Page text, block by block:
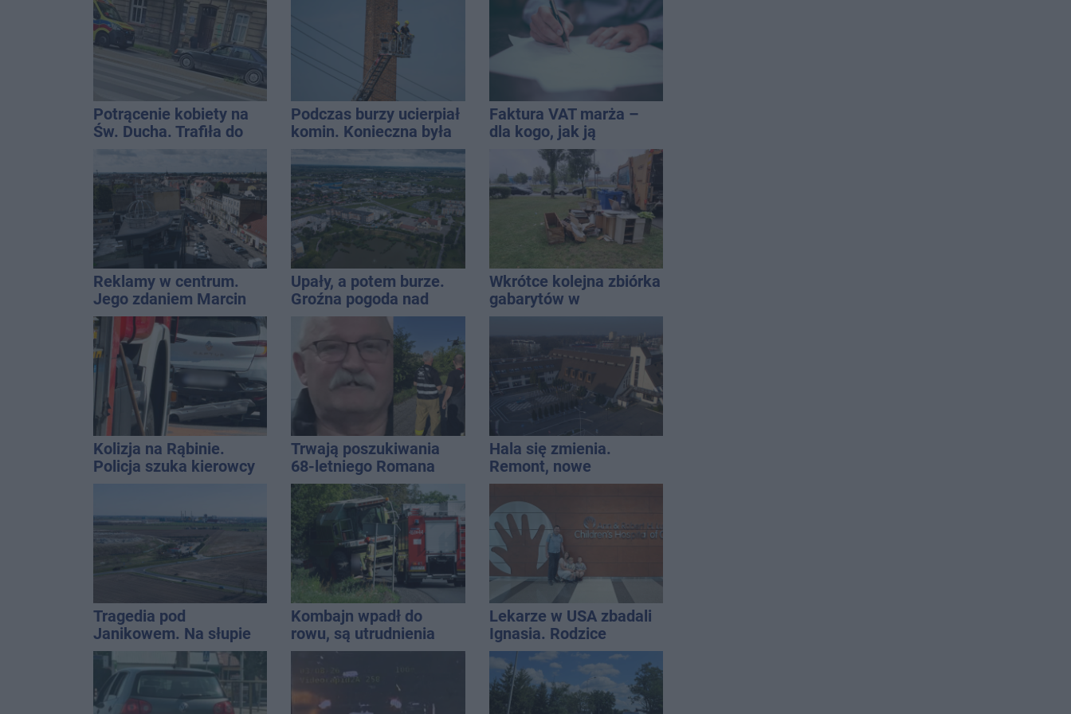
Potrącenie kobiety na
Św. Ducha. Trafiła do
Podczas burzy ucierpiał
komin. Konieczna była
interwencja strażaków
Faktura VAT marża –
dla kogo, jak ją
wystawić i jak rozliczyć
Reklamy w centrum.
Jego zdaniem Marcin
Wroński jest w błędzie
[akt.]
Upały, a potem burze.
Groźna pogoda nad
naszym regionem
Wkrótce kolejna zbiórka
gabarytów w
Inowrocławiu
Kolizja na Rąbinie.
Policja szuka kierowcy
Trwają poszukiwania
68-letniego Romana
Kucały
Hala się zmienia.
Remont, nowe
nagłośnienie, a przed
wejściem stanie
QEMETICA ARENA
Tragedia pod
Janikowem. Na słupie
energetycznym
znaleziono ciało
mężczyzny
Kombajn wpadł do
rowu, są utrudnienia
Lekarze w USA zbadali
Ignasia. Rodzice
przekazali wieści